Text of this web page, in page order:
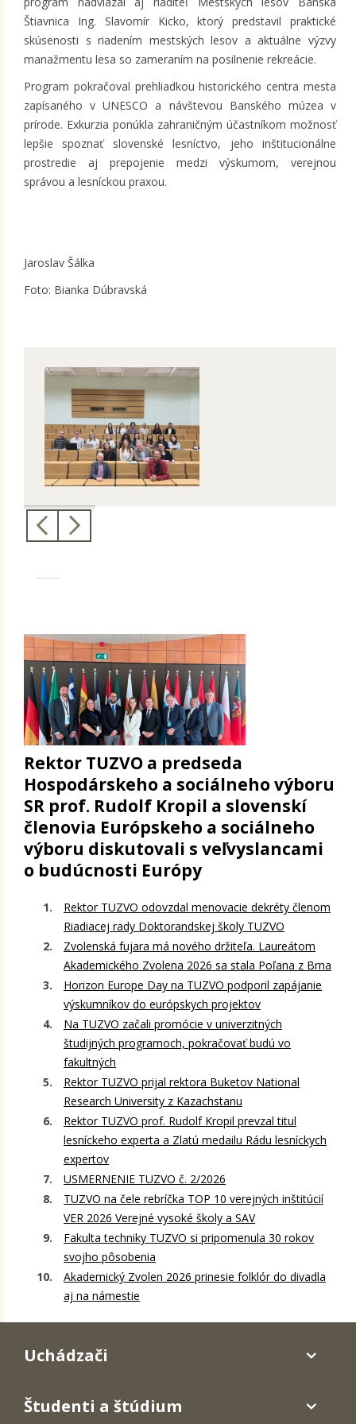
Štiavnica Ing. Slavomír Kicko, ktorý predstavil praktické
skúsenosti s riadením mestských lesov a aktuálne výzvy
manažmentu lesa so zameraním na posilnenie rekreácie.
Program pokračoval prehliadkou historického centra mesta
zapísaného v UNESCO a návštevou Banského múzea v
prírode. Exkurzia ponúkla zahraničným účastníkom možnosť
lepšie spoznať slovenské lesníctvo, jeho inštitucionálne
prostredie aj prepojenie medzi výskumom, verejnou
správou a lesníckou praxou.
Jaroslav Šálka
Foto: Bianka Dúbravská
Rektor TUZVO a predseda
Hospodárskeho a sociálneho výboru
SR prof. Rudolf Kropil a slovenskí
členovia Európskeho a sociálneho
výboru diskutovali s veľvyslancami
o budúcnosti Európy
Rektor TUZVO odovzdal menovacie dekréty členom
Riadiacej rady Doktorandskej školy TUZVO
Zvolenská fujara má nového držiteľa. Laureátom
Akademického Zvolena 2026 sa stala Poľana z Brna
Horizon Europe Day na TUZVO podporil zapájanie
výskumníkov do európskych projektov
Na TUZVO začali promócie v univerzitných
študijných programoch, pokračovať budú vo
fakultných
Rektor TUZVO prijal rektora Buketov National
Research University z Kazachstanu
Rektor TUZVO prof. Rudolf Kropil prevzal titul
lesníckeho experta a Zlatú medailu Rádu lesníckych
expertov
USMERNENIE TUZVO č. 2/2026
TUZVO na čele rebríčka TOP 10 verejných inštitúcií
VER 2026 Verejné vysoké školy a SAV
Fakulta techniky TUZVO si pripomenula 30 rokov
svojho pôsobenia
Akademický Zvolen 2026 prinesie folklór do divadla
aj na námestie
Uchádzači
Študenti a štúdium